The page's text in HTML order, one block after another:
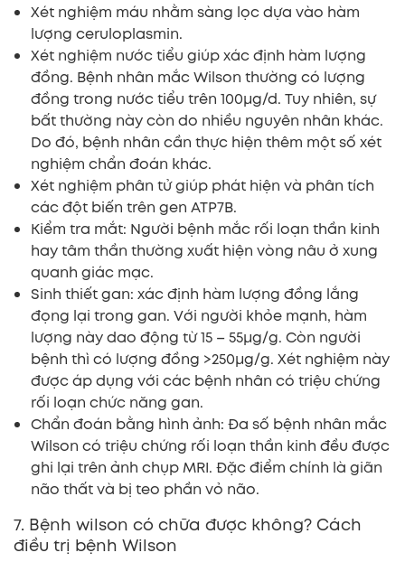
Xét nghiệm máu nhằm sàng lọc dựa vào hàm
lượng ceruloplasmin.
Xét nghiệm nước tiểu giúp xác định hàm lượng
đồng. Bệnh nhân mắc Wilson thường có lượng
đồng trong nước tiểu trên 100μg/d. Tuy nhiên, sự
bất thường này còn do nhiều nguyên nhân khác.
Do đó, bệnh nhân cần thực hiện thêm một số xét
nghiệm chẩn đoán khác.
Xét nghiệm phân tử giúp phát hiện và phân tích
các đột biến trên gen ATP7B.
Kiểm tra mắt: Người bệnh mắc rối loạn thần kinh
hay tâm thần thường xuất hiện vòng nâu ở xung
quanh giác mạc.
Sinh thiết gan: xác định hàm lượng đồng lắng
đọng lại trong gan. Với người khỏe mạnh, hàm
lượng này dao động từ 15 – 55μg/g. Còn người
bệnh thì có lượng đồng >250μg/g. Xét nghiệm này
được áp dụng với các bệnh nhân có triệu chứng
rối loạn chức năng gan.
Chẩn đoán bằng hình ảnh: Đa số bệnh nhân mắc
Wilson có triệu chứng rối loạn thần kinh đều được
ghi lại trên ảnh chụp MRI. Đặc điểm chính là giãn
não thất và bị teo phần vỏ não.
7. Bệnh wilson có chữa được không? Cách
điều trị bệnh Wilson